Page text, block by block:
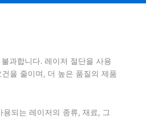
과합니다. 레이저 절단을 사용
을 줄이며, 더 높은 품질의 제품
되는 레이저의 종류, 재료, 그